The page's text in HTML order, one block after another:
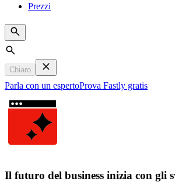
Prezzi
Search
Chiaro
Parla con un espertoProva Fastly gratis
Il futuro del business inizia con gli